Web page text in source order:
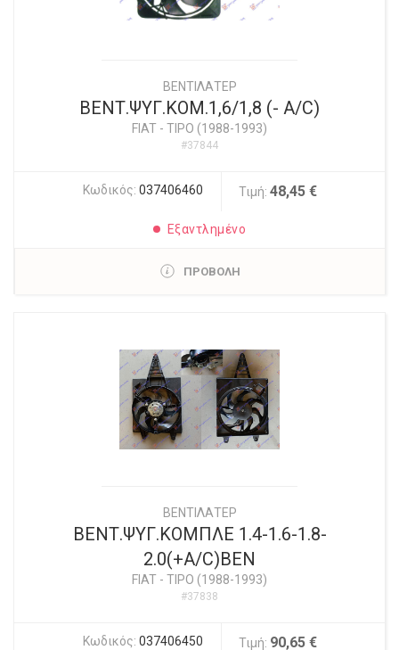
ΒΕΝΤΙΛΑΤΕΡ
ΒΕΝΤ.ΨΥΓ.ΚΟΜ.1,6/1,8 (- Α/C)
FIAT - TIPO (1988-1993)
#37844
Κωδικός: 037406460 Τιμή: 48,45 €
Εξαντλημένο
ΠΡΟΒΟΛΗ
ΒΕΝΤΙΛΑΤΕΡ
ΒΕΝΤ.ΨΥΓ.ΚΟΜΠΛΕ 1.4-1.6-1.8-
2.0(+A/C)BEN
FIAT - TIPO (1988-1993)
#37838
Κωδικός: 037406450 Τιμή: 90,65 €